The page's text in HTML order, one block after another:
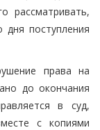
рассматривать,
поступления
права на
до окончания
в суд,
с копиями